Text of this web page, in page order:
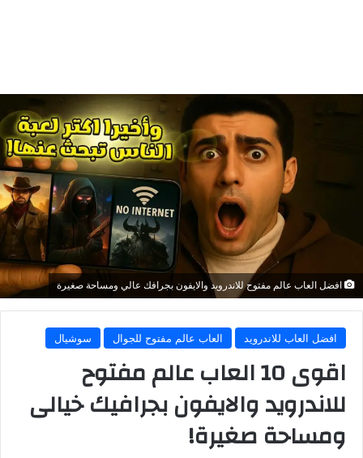
افضل العاب عالم مفتوح للاندرويد والايفون بجرافك عالي ومساحة صغيرة
افضل العاب للاندرويد العاب عالم مفتوح للجوال سوشيال
اقوى 10 العاب عالم مفتوح
للاندرويد والايفون بجرافيك خيالى
ومساحة صغيرة!